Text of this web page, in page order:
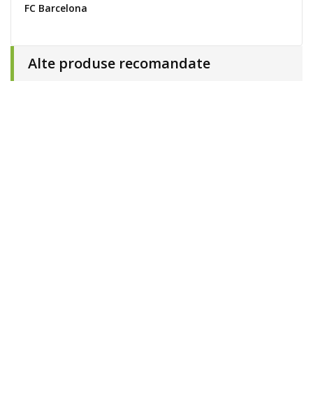
FC Barcelona
Alte produse recomandate